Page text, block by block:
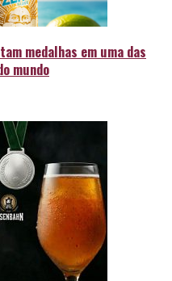
medalhas em uma das
mundo